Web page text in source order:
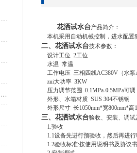
花洒试水台产品简介：
本机采用 自动机械控制 ， 进水配置
二、花洒试水台技术参数：
设计工位 2工位
水温 常温
工作电压 三相四线AC380V（水泵
zui大功率 3KW
压力调节范围 0.1MPa-0.5MPa
外形、水箱材质 SUS 304不锈钢
外形尺寸 长1050mm*宽800mm*高1
三、花洒试水台验收、安装、调
1.验收
1.1设备先进行预验收，然后再进行
1.2验收标准:按使用说明书及协议